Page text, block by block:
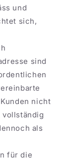
und
sich,
sind
nicht
als
für die